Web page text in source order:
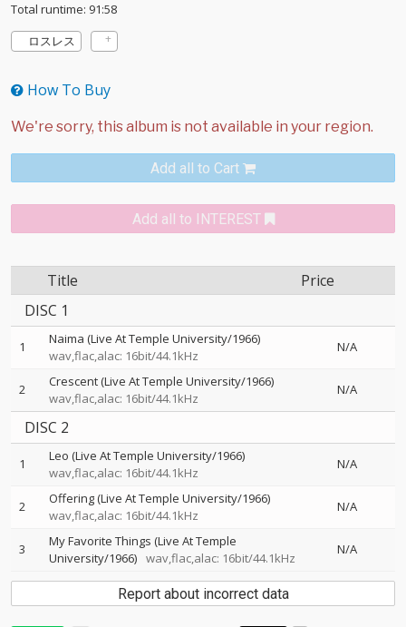
Total runtime: 91:58
ロスレス
How To Buy
Add all to Cart
Add all to INTEREST
Title
Price
DISC 1
1
Naima (Live At Temple University/1966)
wav,flac,alac: 16bit/44.1kHz
N/A
2
Crescent (Live At Temple University/1966)
wav,flac,alac: 16bit/44.1kHz
N/A
DISC 2
1
Leo (Live At Temple University/1966)
wav,flac,alac: 16bit/44.1kHz
N/A
2
Offering (Live At Temple University/1966)
wav,flac,alac: 16bit/44.1kHz
N/A
3
My Favorite Things (Live At Temple
University/1966) wav,flac,alac: 16bit/44.1kHz
N/A
Report about incorrect data